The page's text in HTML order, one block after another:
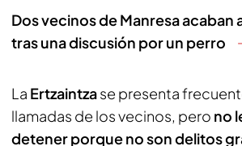
Dos vecinos de Manresa acaban
tras una discusión por un perro
La Ertzaintzase presenta
llamadas de los vecinos, pero no
detener porque no son delitos